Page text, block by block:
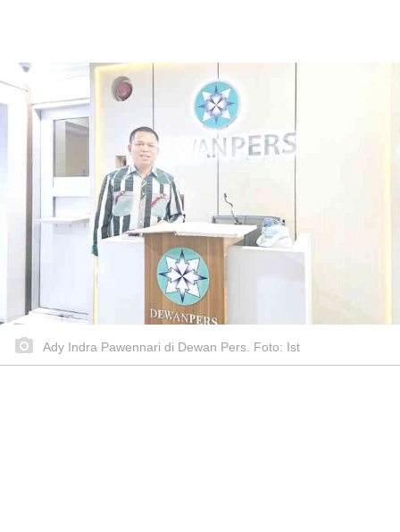
Ady Indra Pawennari di Dewan Pers. Foto: Ist